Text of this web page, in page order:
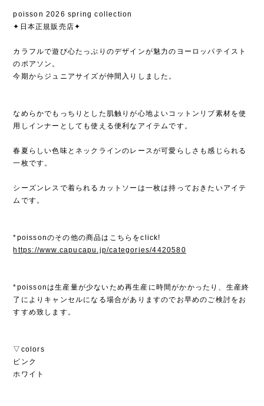
poisson 2026 spring collection
✦日本正規販売店✦
カラフルで遊び心たっぷりのデザインが魅力のヨーロッパテイスト
のポアソン。
今期からジュニアサイズが仲間入りしました。
なめらかでもっちりとした肌触りが心地よいコットンリブ素材を使
用しインナーとしても使える便利なアイテムです。
春夏らしい色味とネックラインのレースが可愛らしさも感じられる
一枚です。
シーズンレスで着られるカットソーは一枚は持っておきたいアイテ
ムです。
*poissonのその他の商品はこちらをclick!
https://www.capucapu.jp/categories/4420580
*poissonは生産量が少ないため再生産に時間がかかったり、生産終
了によりキャンセルになる場合がありますのでお早めのご検討をお
すすめ致します。
▽colors
ピンク
ホワイト